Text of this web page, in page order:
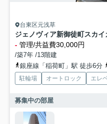
台東区元浅草
ジェノヴィア新御徒町スカイ
- 管理/共益費30,000円
/築7年 /13階建
銀座線「稲荷町」駅 徒歩6分
駐輪場 オートロック エレ
募集中の部屋